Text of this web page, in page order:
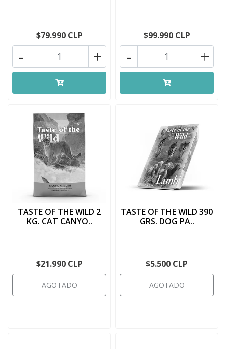
$79.990 CLP
+
-
$99.990 CLP
+
-
TASTE OF THE WILD 2
KG. CAT CANYO..
$21.990 CLP
AGOTADO
TASTE OF THE WILD 390
GRS. DOG PA..
$5.500 CLP
AGOTADO